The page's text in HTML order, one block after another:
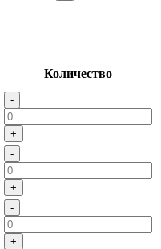
Количество
-
+
-
+
-
+